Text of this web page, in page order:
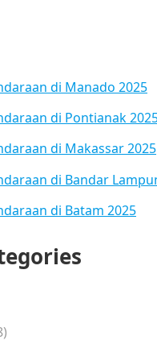
di Manado 2025
di Pontianak
di Makassar 2025
di Bandar
di Batam 2025